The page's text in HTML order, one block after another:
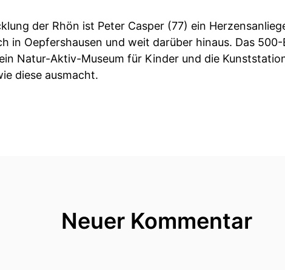
der Rhön ist Peter Casper (77) ein
in Oepfershausen und weit darüber hinaus. Das
Natur-Aktiv-Museum für Kinder und die
diese ausmacht.
Neuer Kommentar